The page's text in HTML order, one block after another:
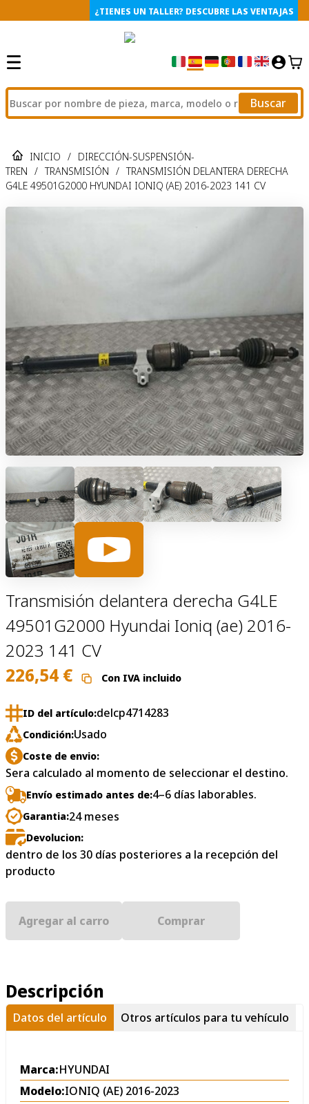
¿TIENES UN TALLER? DESCUBRE LAS VENTAJAS
Buscar
INICIO / DIRECCIÓN-SUSPENSIÓN-
TREN / TRANSMISIÓN / TRANSMISIÓN DELANTERA DERECHA
G4LE 49501G2000 HYUNDAI IONIQ (AE) 2016-2023 141 CV
Transmisión delantera derecha G4LE
49501G2000 Hyundai Ioniq (ae) 2016-
2023 141 CV
226,54 € Con IVA incluido
ID del artículo:delcp4714283
Condición:Usado
Coste de envio:
Sera calculado al momento de seleccionar el destino.
Envío estimado antes de:4–6 días laborables.
Garantia:24 meses
Devolucion:
dentro de los 30 días posteriores a la recepción del
producto
Agregar al carro Comprar
Descripción
Datos del artículo Otros artículos para tu vehículo
Marca:HYUNDAI
Modelo:IONIQ (AE) 2016-2023